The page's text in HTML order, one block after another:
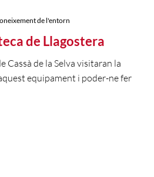
de l'entorn
de Llagostera
Cassà de la Selva visitaran la
equipament i poder-ne fer